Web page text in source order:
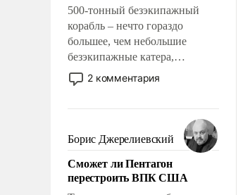
500-тонный безэкипажный
корабль – нечто гораздо
большее, чем небольшие
безэкипажные катера,
применение которых уже
стало обыденностью. Задача по
сложна и амбициозна. Однако
и ее реализация радикально
поднимет наши боевые
возможности.
2 комментария
Борис Джерелиевский
Сможет ли Пентагон
перестроить ВПК США